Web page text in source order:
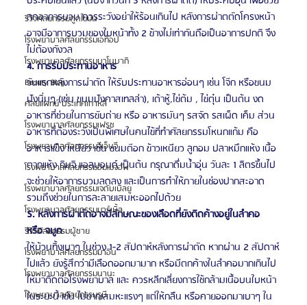
รีวิวศัลยกรรมดูดไขมัน
โรงพยาบาลศัลยกรรมเอท็อป
โรงพยาบาลศัลยกรรมบาโนบากิ
Beauty Blog
ศัลยแพทย์ ประเทศเกาหลี
โรงพยาบาลศัลยกรรมเฟรช
โรงพยาบาลศัลยกรรมจีเอ็นจี
โรงพยาบาลศัลยกรรมอิมเมจอัพ
โรงพยาบาลศัลยกรรมเจดับเบิลยู
โรงพยาบาลศัลยกรรมมาร์เบิ้ล
รีวิวศัลยกรรมผู้ชาย
โรงพยาบาลศัลยกรรมมาอิน
โรงพยาบาลศัลยกรรมนานะ
โรงพยาบาลศัลยกรรมรูบี
ลดอาการบวม ควรระวังอย่าให้ร้อนเกินไป หลังการผ่าตตัดโครงหน้า
อาจมีอาการบวมของใบหน้าทั้ง 2 ข้างไม่เท่ากันถือเป็นอาการปกติ จึง
ไม่ต้องกังวล
4. การรับประทานอาหาร
วันแรกหลังการผ่าตัด ให้รับประทานอาหารอ่อนๆ เช่น โจ๊ก หรือขนม
ปังนิ่มๆ (เช่น ขนมปังคาสเทลล่า), เต้าหู้,ไข่ต้ม , ไข่ตุ๋น เป็นต้น งด
อาหารที่ช่วยในการขับถ่าย หรือ อาหารมันๆ รสจัด รสเผ็ด เค็ม ส่วน
อาหารที่ต้องระวังเป็นพิเศษในคนไข้ที่ทำศัลยกรรมโหนกแก้ม คือ
อาหารแข็ง เหนียว เช่น ขนมต๊อก ข้าวเหนียว ลูกอม ปลาหมึกแห้ง เนื้อ
ตากแห้ง กิมจิ แอลมอนด์ เป็นต้น กรุณาดื่มน้ำอุ่น วันละ 1 ลิตรขึ้นไป
จะช่วยให้อาการบวมลดลง และเป็นการทำให้ภายในช่องปากสะอาด
รวมถึงช่วยในการละลายเสมหะออกไปด้วย
5. หลังการผ่าตัดอาจมีลักษณะของเลือดที่ยังติดค้างอยู่ในลำคอ
หรือ จมูก
ให้บ้วนทิ้งเบาๆ ในช่วง 1-2 สัปดาห์หลังการผ่าตัด หากผ่าน 2 สัปดาห์
ไปแล้ว ยังรู้สึกว่ามีเลือดออกมามาก หรือมีตกค้างในลำคอมากเกินไป
ให้มาติดต่อโรงพยาบาล และ ควรหลีกเลี่ยงการใช้กล้ามเนื้อบนใบหน้า
ในระยะนี้ เช่น ไม่ขากเสมหะแรงๆ แต่ให้กลืน หรือคายออกมาเบาๆ ใน